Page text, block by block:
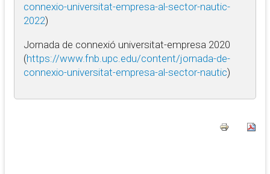
connexio-universitat-empresa-al-sector-nautic-
2022)
Jornada de connexió universitat-empresa 2020
(https://www.fnb.upc.edu/content/jornada-de-
connexio-universitat-empresa-al-sector-nautic)